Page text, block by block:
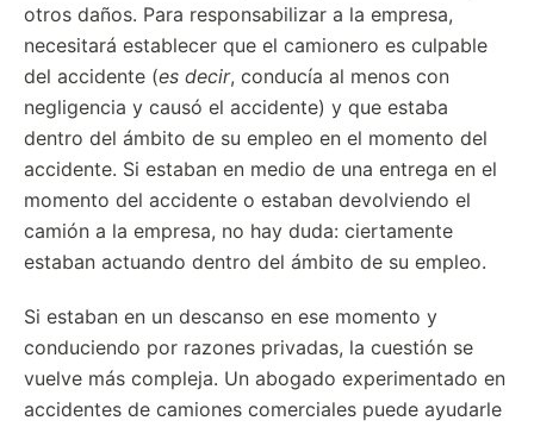
otros daños. Para responsabilizar a la empresa,
necesitará establecer que el camionero es culpable
del accidente (es decir, conducía al menos con
negligencia y causó el accidente) y que estaba
dentro del ámbito de su empleo en el momento del
accidente. Si estaban en medio de una entrega en el
momento del accidente o estaban devolviendo el
camión a la empresa, no hay duda: ciertamente
estaban actuando dentro del ámbito de su empleo.
Si estaban en un descanso en ese momento y
conduciendo por razones privadas, la cuestión se
vuelve más compleja. Un abogado experimentado en
accidentes de camiones comerciales puede ayudarle